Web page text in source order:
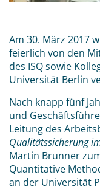
Am 30. März 2017
feierlich von den
des ISQ sowie
Universität Berlin
Nach knapp fünf
und
Leitung des
Qualitätssicherung
Martin Brunner
Quantitative
an der Universität